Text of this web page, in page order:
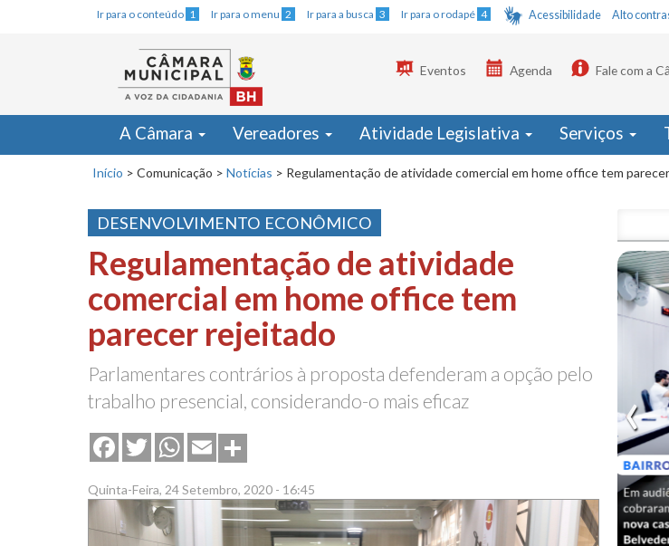
Ir para o conteúdo 1 Ir para o menu 2 Ir para a busca 3 Ir para o rodapé 4 Acessibilidade Alto
Eventos Agenda Fale com a
A Câmara Vereadores Atividade Legislativa Serviços
Início > Comunicação > Notícias > Regulamentação de atividade comercial em home office tem
DESENVOLVIMENTO ECONÔMICO
Regulamentação de atividade
comercial em home office tem
parecer rejeitado
Parlamentares contrários à proposta defenderam a opção pelo
trabalho presencial, considerando-o mais eficaz
FacebookTwitterWhatsApp
Email
Quinta-Feira, 24 Setembro, 2020 - 16:45